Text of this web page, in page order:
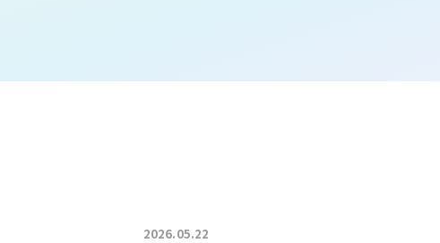
2026.05.22